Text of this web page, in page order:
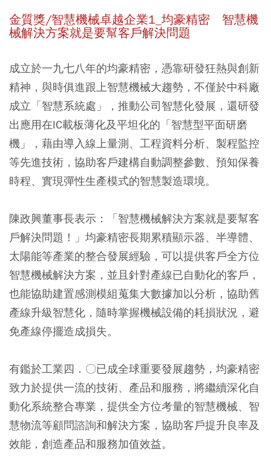
金質獎/智慧機械卓越企業1_均豪精密 智慧機
械解決方案就是要幫客戶解決問題
成立於一九七八年的均豪精密，憑靠研發狂熱與創新
精神，與時俱進跟上智慧機械大趨勢，不僅於中科廠
成立「智慧系統處」，推動公司智慧化發展，還研發
出應用在IC載板薄化及平坦化的「智慧型平面研磨
機」，藉由導入線上量測、工程資料分析、製程監控
等先進技術，協助客戶建構自動調整參數、預知保養
時程、實現彈性生產模式的智慧製造環境。
陳政興董事長表示：「智慧機械解決方案就是要幫客
戶解決問題！」均豪精密長期累積顯示器、半導體、
太陽能等產業的整合發展經驗，可以提供客戶全方位
智慧機械解決方案，並且針對產線已自動化的客戶，
也能協助建置感測模組蒐集大數據加以分析，協助舊
產線升級智慧化，隨時掌握機械設備的耗損狀況，避
免產線停擺造成損失。
有鑑於工業四．〇已成全球重要發展趨勢，均豪精密
致力於提供一流的技術、產品和服務，將繼續深化自
動化系統整合專業，提供全方位考量的智慧機械、智
慧物流等顧問諮詢和解決方案，協助客戶提升良率及
效能，創造產品和服務加值效益。